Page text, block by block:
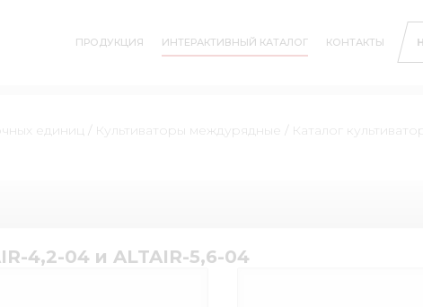
ПРОДУКЦИЯ ИНТЕРАКТИВНЫЙ КАТАЛОГ КОНТАКТЫ
единиц / Культиваторы междурядные / Каталог
4,2-04 и ALTAIR-5,6-04